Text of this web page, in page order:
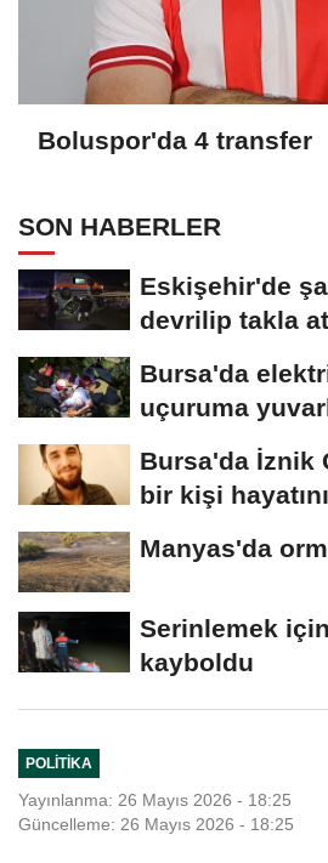
Boluspor'da 4 transfer
SON HABERLER
Eskişehir'de
devrilip takla
Bursa'da
uçuruma
Bursa'da İznik
bir kişi
Manyas'da
Serinlemek
kayboldu
POLITIKA
Yayınlanma: 26 Mayıs 2026 - 18:25
Güncelleme: 26 Mayıs 2026 - 18:25